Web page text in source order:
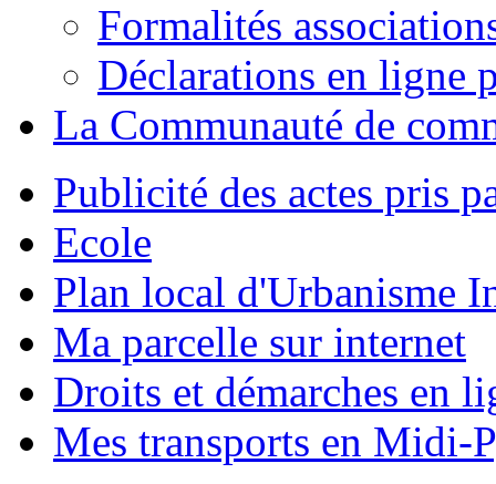
Formalités
Déclarations en ligne
La Communauté de
Publicité des actes pris
Ecole
Plan local d'Urbanisme
Ma parcelle sur internet
Droits et démarches en
Mes transports en Midi-